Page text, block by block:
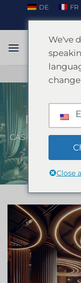
contenuti
DE FR
CASA MAIORCA
We've
Close